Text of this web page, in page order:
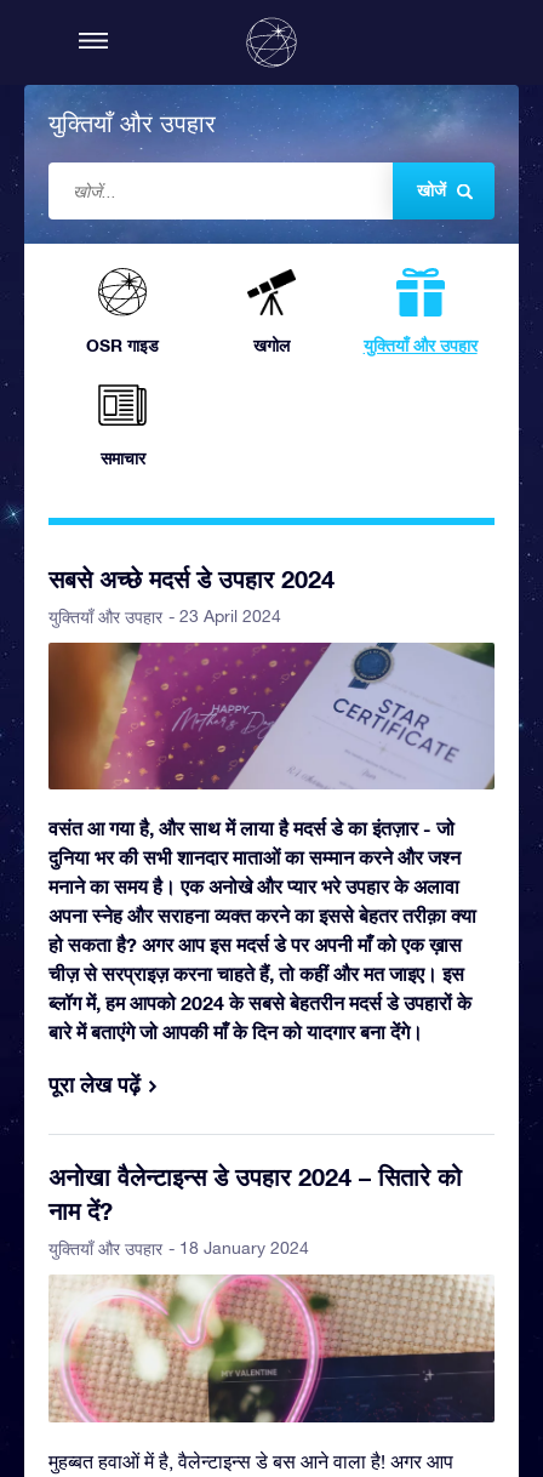
युक्तियाँ और उपहार
खोजें
OSR गाइड खगोल युक्तियाँ और उपहार
समाचार
सबसे अच्छे मदर्स डे उपहार 2024
युक्तियाँ और उपहार - 23 April 2024
वसंत आ गया है, और साथ में लाया है मदर्स डे का इंतज़ार - जो
दुनिया भर की सभी शानदार माताओं का सम्मान करने और जश्न
मनाने का समय है। एक अनोखे और प्यार भरे उपहार के अलावा
अपना स्नेह और सराहना व्यक्त करने का इससे बेहतर तरीक़ा क्या
हो सकता है? अगर आप इस मदर्स डे पर अपनी माँ को एक ख़ास
चीज़ से सरप्राइज़ करना चाहते हैं, तो कहीं और मत जाइए। इस
ब्लॉग में, हम आपको 2024 के सबसे बेहतरीन मदर्स डे उपहारों के
बारे में बताएंगे जो आपकी माँ के दिन को यादगार बना देंगे।
पूरा लेख पढ़ें
अनोखा वैलेन्टाइन्स डे उपहार 2024 – सितारे को
नाम दें?
युक्तियाँ और उपहार - 18 January 2024
मुहब्बत हवाओं में है, वैलेन्टाइन्स डे बस आने वाला है! अगर आप